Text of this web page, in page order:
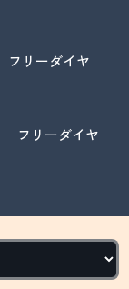
リーダイヤ
フリーダイヤ